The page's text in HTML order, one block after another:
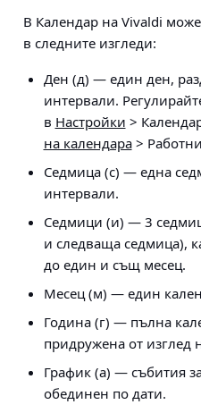
В Календар на Vivaldi
в следните изгледи:
Ден (д) — един ден,
интервали.
в Настройки >
на календара>
Седмица (с) — една
интервали.
Седмици (и) — 3
и следваща седмица),
до един и същ месец.
Месец (м) — един
Година (г) — пълна
придружена от изглед
График (а) — събития
обединен по дати.